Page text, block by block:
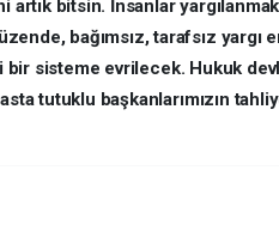
bitsin. İnsanlar
bağımsız, tarafsız yargı
bir sisteme evrilecek. Hukuk
tutuklu başkanlarımızın